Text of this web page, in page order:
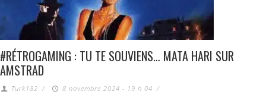
#RÉTROGAMING : TU TE SOUVIENS… MATA HARI SUR
AMSTRAD
Turk182 / 8 novembre 2024 - 19 h 04 /